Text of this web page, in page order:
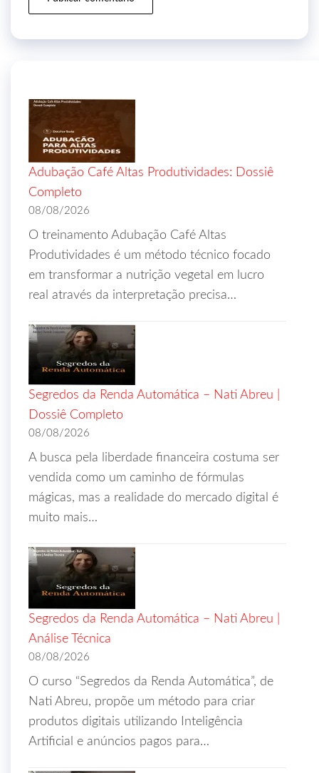
Adubação Café Altas Produtividades: Dossiê
Completo
08/08/2026
O treinamento Adubação Café Altas
Produtividades é um método técnico focado
em transformar a nutrição vegetal em lucro
real através da interpretação precisa…
Segredos da Renda Automática – Nati Abreu |
Dossiê Completo
08/08/2026
A busca pela liberdade financeira costuma ser
vendida como um caminho de fórmulas
mágicas, mas a realidade do mercado digital é
muito mais…
Segredos da Renda Automática – Nati Abreu |
Análise Técnica
08/08/2026
O curso “Segredos da Renda Automática”, de
Nati Abreu, propõe um método para criar
produtos digitais utilizando Inteligência
Artificial e anúncios pagos para…